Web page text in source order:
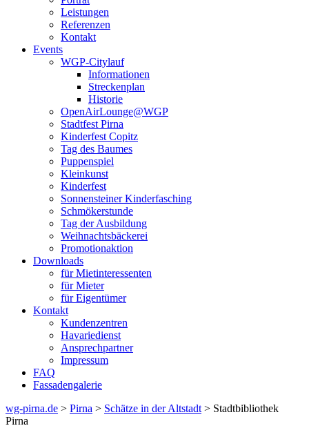
Leistungen
Referenzen
Kontakt
Events
WGP-Citylauf
Informationen
Streckenplan
Historie
OpenAirLounge@WGP
Stadtfest Pirna
Kinderfest Copitz
Tag des Baumes
Puppenspiel
Kleinkunst
Kinderfest
Sonnensteiner Kinderfasching
Schmökerstunde
Tag der Ausbildung
Weihnachtsbäckerei
Promotionaktion
Downloads
für Mietinteressenten
für Mieter
für Eigentümer
Kontakt
Kundenzentren
Havariedienst
Ansprechpartner
Impressum
FAQ
Fassadengalerie
wg-pirna.de > Pirna > Schätze in der Altstadt > Stadtbibliothek
Pirna